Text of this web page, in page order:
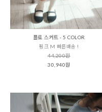
플로 스커트 - 5 COLOR
핑크 M 빠른배송 !
44,200원
30,940원